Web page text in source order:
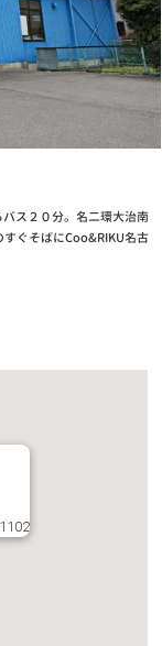
のお願い
得に！
寄贈
ス２０分。名二環大治南
ぐそばにCoo&RIKU名古